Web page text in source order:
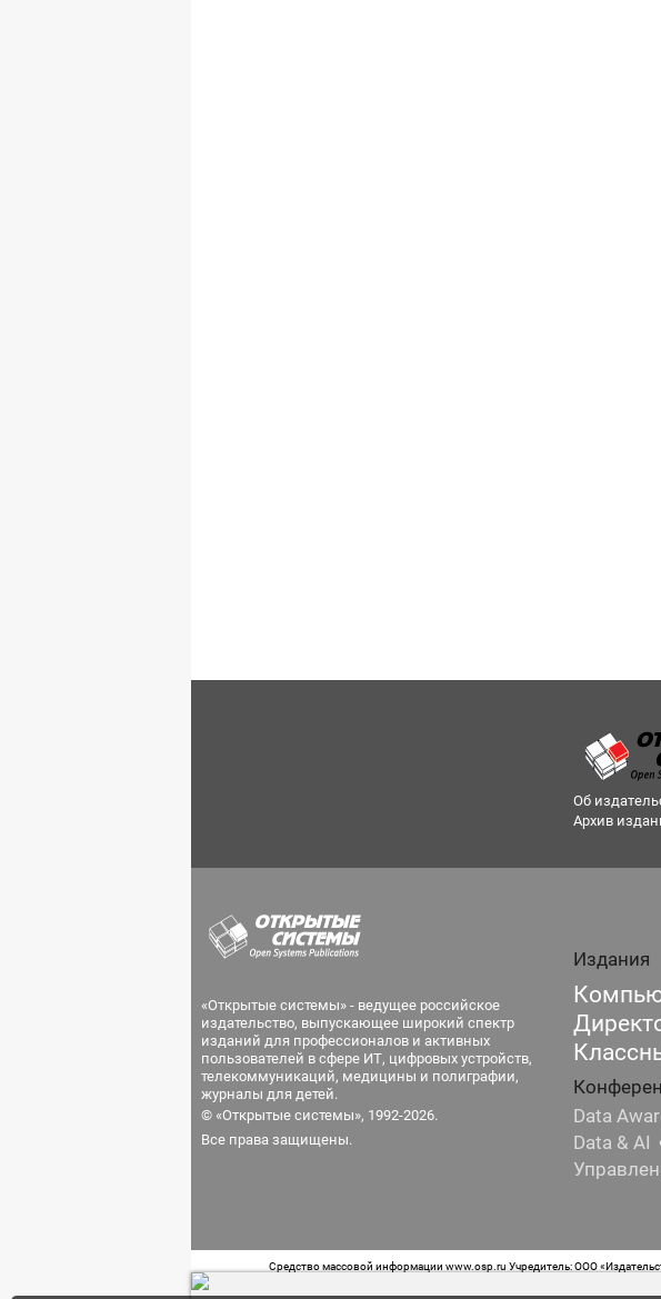
Об
Архив
«Открытые системы» - ведущее российское
издательство, выпускающее широкий спектр
изданий для профессионалов и активных
пользователей в сфере ИТ, цифровых устройств,
телекоммуникаций, медицины и полиграфии,
журналы для детей.
© «Открытые системы», 1992-2026.
Все права защищены.
Издания
Data
Data & AI
Средство массовой информации www.osp.ru Учредитель: ООО